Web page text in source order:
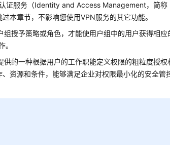
证服务（Identity and Access Management，简称
本章节，不影响您使用VPN服务的其它功能。
授予策略或角色，才能使用户组中的用户获得相应
。
的一种根据用户的工作职能定义权限的粗粒度授权
资源和条件，能够满足企业对权限最小化的安全管